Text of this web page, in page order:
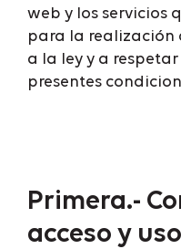
web y los servicios
para la realización
a la ley y a
presentes
Primera.-
acceso y uso